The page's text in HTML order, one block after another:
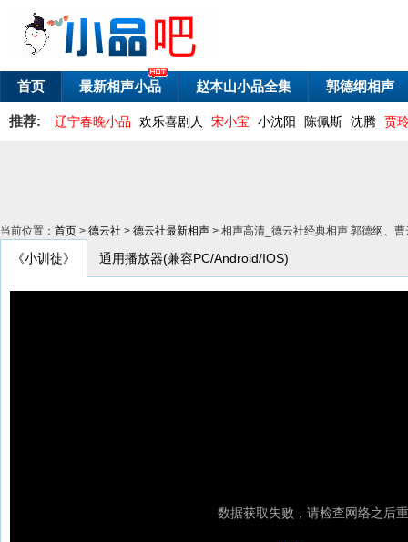
首页 最新相声小品 赵本山小品全集 郭德纲相声
推荐: 辽宁春晚小品 欢乐喜剧人 宋小宝 小沈阳 陈佩斯 沈腾 贾
当前位置： 首页 > 德云社 > 德云社最新相声 > 相声高清_德云社经典相声 郭德纲、
《小训徒》 通用播放器(兼容PC/Android/IOS)